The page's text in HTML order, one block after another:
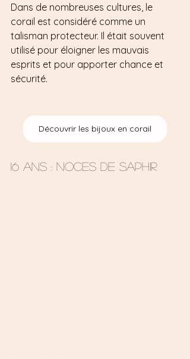
Dans de nombreuses cultures, le
corail est considéré comme un
talisman protecteur. Il était souvent
utilisé pour éloigner les mauvais
esprits et pour apporter chance et
sécurité.
Découvrir les bijoux en corail
16 ans : Noces de saphir